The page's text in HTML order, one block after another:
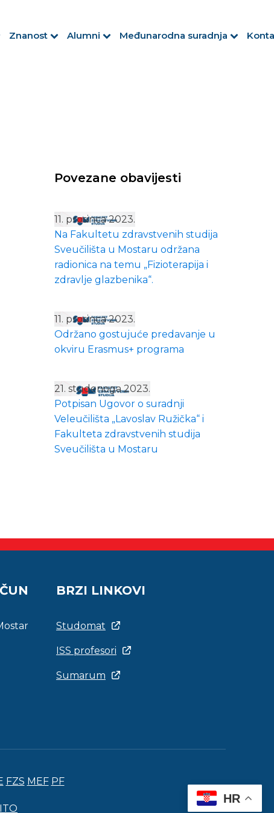
Znanost Alumni Međunarodna suradnja
Povezane obavijesti
11. prosinca 2023.
Na Fakultetu zdravstvenih studija
Sveučilišta u Mostaru održana
radionica na temu „Fizioterapija i
zdravlje glazbenika“.
11. prosinca 2023.
Održano gostujuće predavanje u
okviru Erasmus+ programa
21. studenoga 2023.
Potpisan Ugovor o suradnji
Veleučilišta „Lavoslav Ružička“ i
Fakulteta zdravstvenih studija
Sveučilišta u Mostaru
BRZI LINKOVI
Studomat
ISS profesori
Sumarum
FZS MEF PF
ITO
HR